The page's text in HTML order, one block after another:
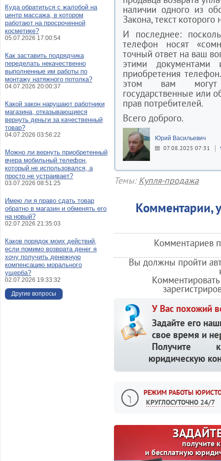
наличии одного из
Закона, текст
И последнее:
телефон носят
точный ответ на ваш
этими документами
приобретения
этом вам могут
государственные или
прав потребителей.
Всего доброго.
Юрий Васильевич
07.08.2025 07:31
Темы:Купля-продажа
Комментарии,
Комментариев
Вы должны пройти
У Вас похожий
Задайте его
свое время и
Получите
юридическую
РЕЖИМ РАБОТЫ
КРУГЛОСУТОЧНО 24/7
получите
и бесплатную
Куда обратиться с жалобой на
центр массажа, в котором
работают на просроченной
косметике?
05.07.2026 17:00:54
Как заставить подрядчика
переделать некачественно
выполненные им работы по
монтажу натяжного потолка?
04.07.2026 20:00:37
Какой закон нарушают работники
магазина, отказывающиеся
вернуть деньги за качественный
товар?
04.07.2026 03:56:22
Можно ли вернуть приобретенный
вчера мобильный телефон,
который не использовался, а
просто не устраивает?
03.07.2026 08:51:25
Имею ли я право сдать товар
обратно в магазин и обменять его
на новый?
02.07.2026 21:35:03
Каков порядок моих действий,
если помимо возврата денег я
хочу получить денежную
компенсацию морального
ущерба?
02.07.2026 19:33:32
Другие вопросы